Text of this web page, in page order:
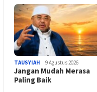
TAUSYIAH 9 Agustus 2026
Jangan Mudah Merasa
Paling Baik